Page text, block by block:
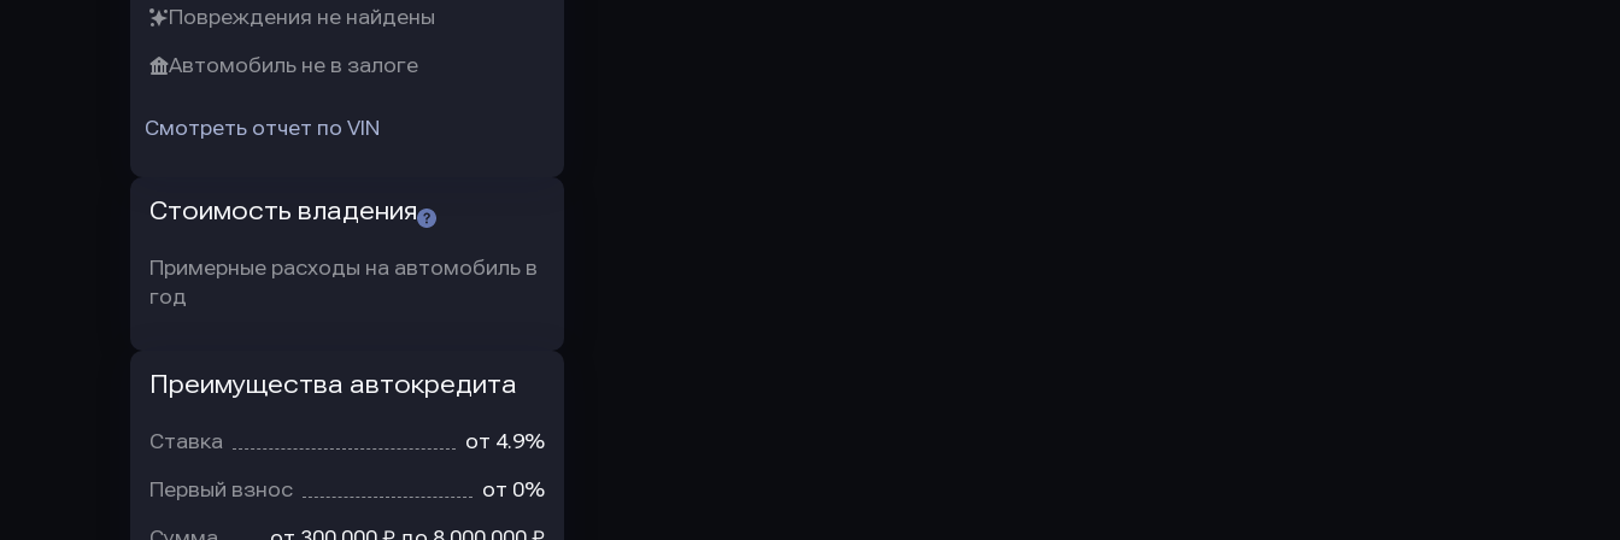
Повреждения не найдены
Автомобиль не в залоге
Смотреть отчет по VIN
Стоимость владения
Примерные расходы на автомобиль в
год
Преимущества автокредита
Ставка от 4.9%
Первый взнос от 0%